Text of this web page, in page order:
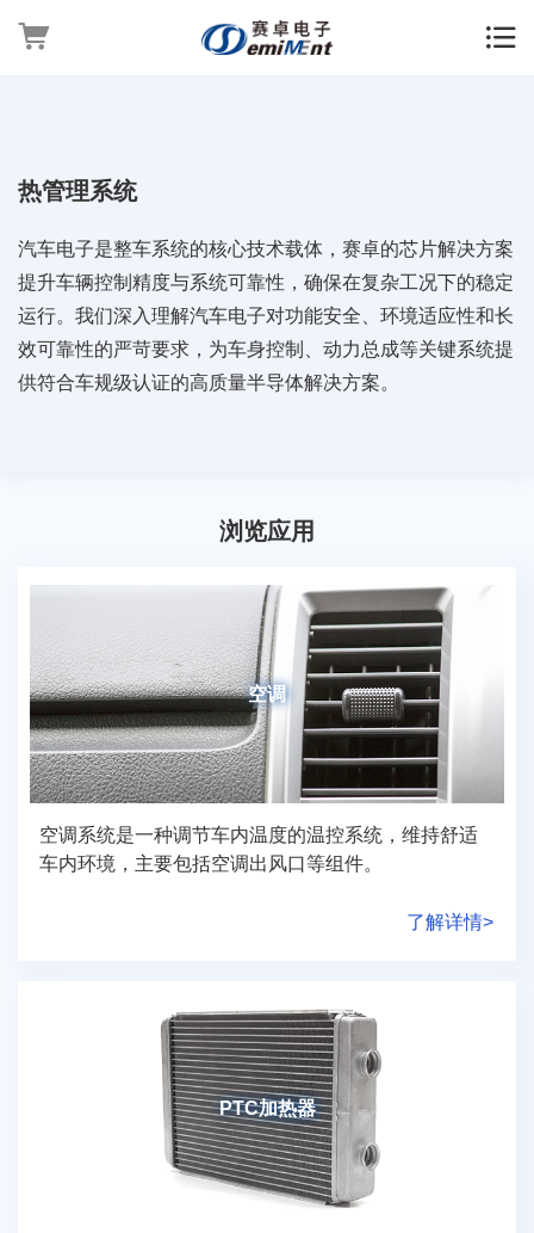
热管理系统
汽车电子是整车系统的核心技术载体，赛卓的芯片解决方案
提升车辆控制精度与系统可靠性，确保在复杂工况下的稳定
运行。我们深入理解汽车电子对功能安全、环境适应性和长
效可靠性的严苛要求，为车身控制、动力总成等关键系统提
供符合车规级认证的高质量半导体解决方案。
浏览应用
空调
空调系统是一种调节车内温度的温控系统，维持舒适
车内环境，主要包括空调出风口等组件。
了解详情>
PTC加热器